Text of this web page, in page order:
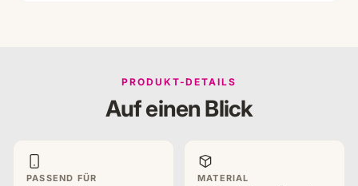
PRODUKT-DETAILS
Auf einen Blick
PASSEND FÜR MATERIAL